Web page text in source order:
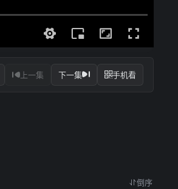
上一集 下一集 手机看
倒序